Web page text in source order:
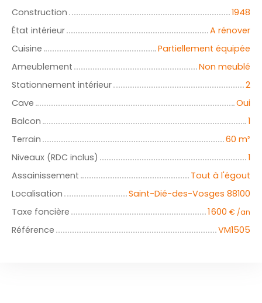
Construction
1948
État intérieur
A rénover
Cuisine
Partiellement équipée
Ameublement
Non meublé
Stationnement intérieur
2
Cave
Oui
Balcon
1
Terrain
60 m²
Niveaux (RDC inclus)
1
Assainissement
Tout à l'égout
Localisation
Saint-Dié-des-Vosges 88100
Taxe foncière
1 600 € /an
Référence VM1505